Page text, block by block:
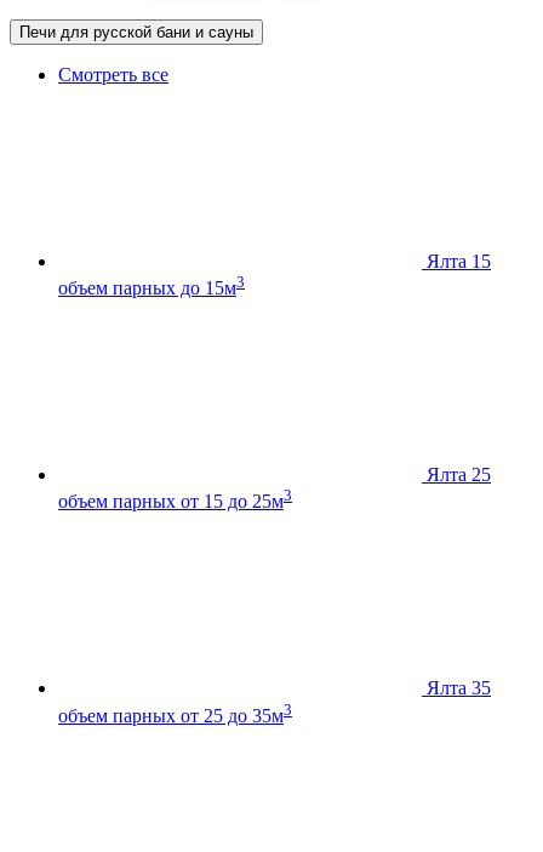
Печи для русской бани и сауны
Смотреть все
Ялта 15
объем парных до 15м3
Ялта 25
объем парных от 15 до 25м3
Ялта 35
объем парных от 25 до 35м3